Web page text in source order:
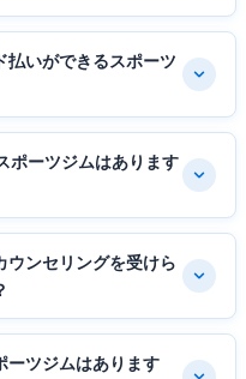
払いができるスポーツ
ポーツジムはあります
ウンセリングを受けら
ーツジムはあります